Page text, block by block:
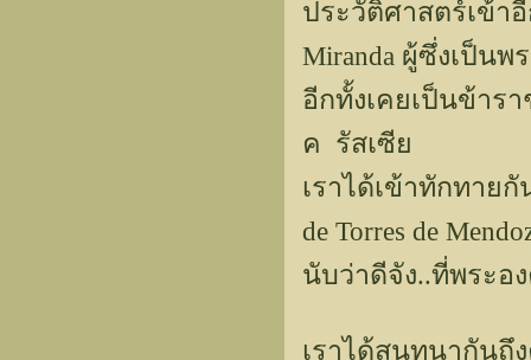
ประวัติศาสตร์เข้า
Miranda ผู้ซึ่งเป็น
อีกทั้งเคยเป็นข้าร
ค รัสเซีย
เราได้เข้าทักทาย
de Torres de
นับว่าดีจัง..ที่พระอ
เราได้สนทนากันถึ